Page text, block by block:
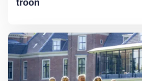
troon
Lees meer over Binnenkijken bij